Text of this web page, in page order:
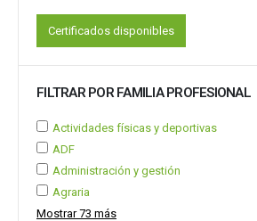
Certificados disponibles
FILTRAR POR FAMILIA PROFESIONAL
Actividades físicas y deportivas
ADF
Administración y gestión
Agraria
Mostrar 73 más